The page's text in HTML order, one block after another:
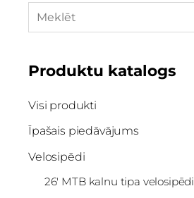
Produktu katalogs
Visi produkti
Īpašais piedāvājums
Velosipēdi
26' MTB kalnu tipa velosipēdi